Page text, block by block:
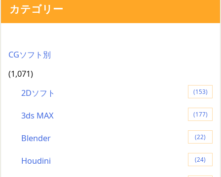
カテゴリー
CGソフト別
(1,071)
2Dソフト
(153)
3ds MAX (177)
Blender (22)
Houdini (24)